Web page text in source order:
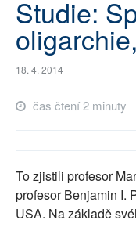
ARCHIV
ROZHOVORY
PŘÍSPĚVKY NA
Studie:
18. 4. 2014
čas čtení 2 minuty
To zjistili profesor
profesor Benjamin I.
USA. Na základě